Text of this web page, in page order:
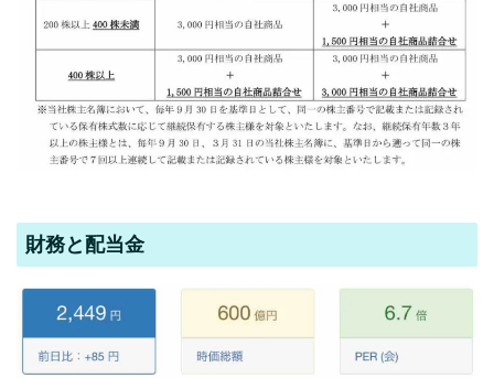
財務と配当金